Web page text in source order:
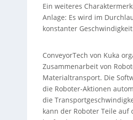
Ein weiteres
Anlage: Es wird im
konstanter
ConveyorTech von Kuka
Zusammenarbeit von
Materialtransport. Die
die Roboter-Aktionen
die
kann der Roboter Teile auf